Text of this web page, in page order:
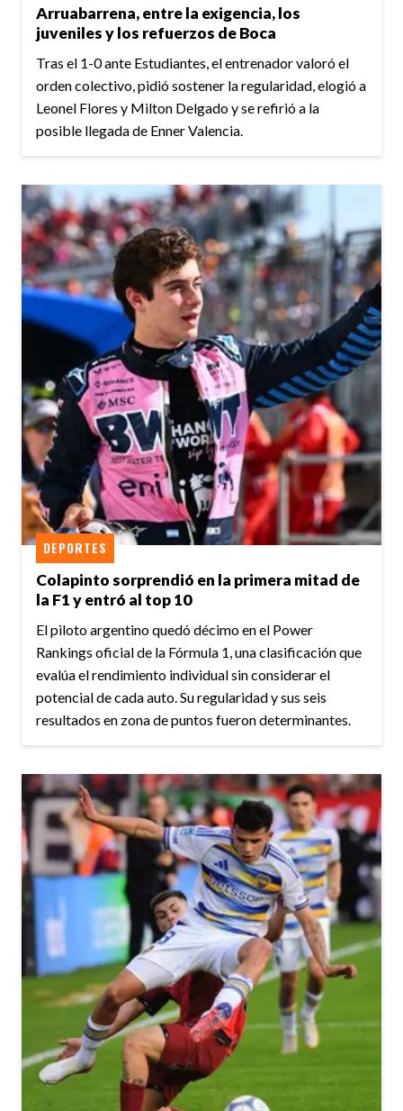
Arruabarrena, entre la exigencia, los
juveniles y los refuerzos de Boca
Tras el 1-0 ante Estudiantes, el entrenador valoró el
orden colectivo, pidió sostener la regularidad, elogió a
Leonel Flores y Milton Delgado y se refirió a la
posible llegada de Enner Valencia.
Colapinto sorprendió en la primera mitad de
la F1 y entró al top 10
DEPORTES
El piloto argentino quedó décimo en el Power
Rankings oficial de la Fórmula 1, una clasificación que
evalúa el rendimiento individual sin considerar el
potencial de cada auto. Su regularidad y sus seis
resultados en zona de puntos fueron determinantes.